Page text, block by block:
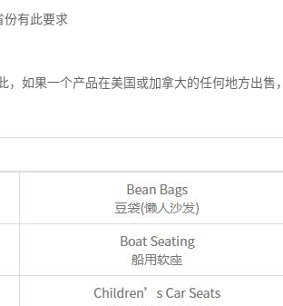
份有此要求
如果一个产品在美国或加拿大的任何地方出售，